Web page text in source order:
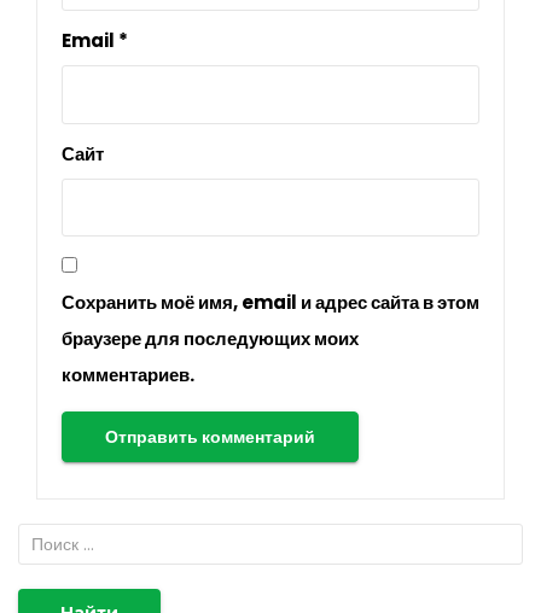
Email *
Сайт
Сохранить моё имя, email и адрес сайта в этом
браузере для последующих моих
комментариев.